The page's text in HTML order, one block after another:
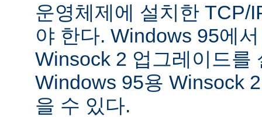
운영체제에 설치한 TCP/
야 한다. Windows 95에
Winsock 2 업그레이드를
Windows 95용 Winsock
을 수 있다.